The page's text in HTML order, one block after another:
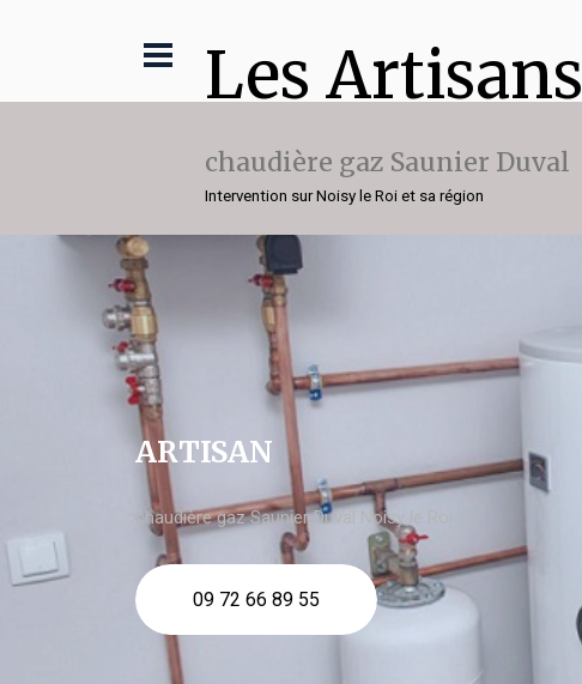
Les Artisans
chaudière gaz Saunier Duval
Intervention sur Noisy le Roi et sa région
ARTISAN
chaudière gaz Saunier Duval Noisy le Roi
09 72 66 89 55